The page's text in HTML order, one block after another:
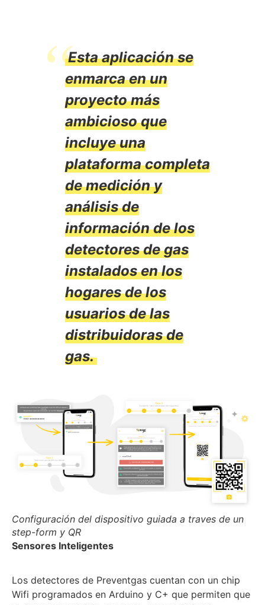
Esta aplicación se
enmarca en un
proyecto más
ambicioso que
incluye una
plataforma completa
de medición y
análisis de
información de los
detectores de gas
instalados en los
hogares de los
usuarios de las
distribuidoras de
gas.
Configuración del dispositivo guiada a traves de un
step-form y QR
Sensores Inteligentes
Los detectores de Preventgas cuentan con un chip
Wifi programados en Arduino y C+ que permiten que